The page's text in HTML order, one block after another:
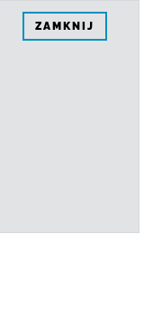
ZAMKNIJ